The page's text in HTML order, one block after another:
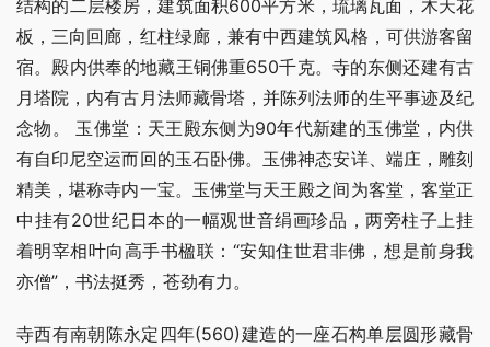
结构的二层楼房，建筑面积600平方米，琉璃瓦面，木天花
板，三向回廊，红柱绿廊，兼有中西建筑风格，可供游客留
宿。殿内供奉的地藏王铜佛重650千克。寺的东侧还建有古
月塔院，内有古月法师藏骨塔，并陈列法师的生平事迹及纪
念物。 玉佛堂：天王殿东侧为90年代新建的玉佛堂，内供
有自印尼空运而回的玉石卧佛。玉佛神态安详、端庄，雕刻
精美，堪称寺内一宝。玉佛堂与天王殿之间为客堂，客堂正
中挂有20世纪日本的一幅观世音绢画珍品，两旁柱子上挂
着明宰相叶向高手书楹联：“安知住世君非佛，想是前身我
亦僧”，书法挺秀，苍劲有力。
寺西有南朝陈永定四年(560)建造的一座石构单层圆形藏骨